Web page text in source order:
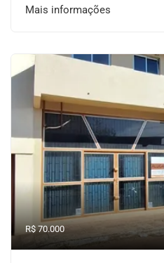
Mais informações
R$ 70.000